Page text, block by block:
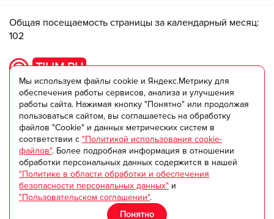
Общая посещаемость страницы за календарный месяц:
102
TILIM.RU
Портал tilim - ваш идеальный помощник в поиске и
выборе любых услуг.
Если у вас возникли вопросы, напишите нам:
tilim@tilim.ru
Данный сайт является средством для обмена
информацией между пользователями. Администрация
не несет ответственности за ее достоверность и
актуальность.
Мы используем файлы cookie и Яндекс.Метрику для
обеспечения работы сервисов, анализа и улучшения
работы сайта. Нажимая кнопку "Понятно" или продолжая
пользоваться сайтом, вы соглашаетесь на обработку
файлов "Cookie" и данных метрических систем в
соответствии с "Политикой использования cookie-
файлов". Более подробная информация в отношении
обработки персональных данных содержится в нашей
"Политике в области обработки и обеспечения
безопасности персональных данных" и
"Пользовательском соглашении".
Понятно